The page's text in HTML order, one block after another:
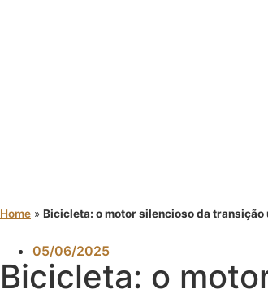
Home » Bicicleta: o motor silencioso da transição
05/06/2025
Bicicleta: o